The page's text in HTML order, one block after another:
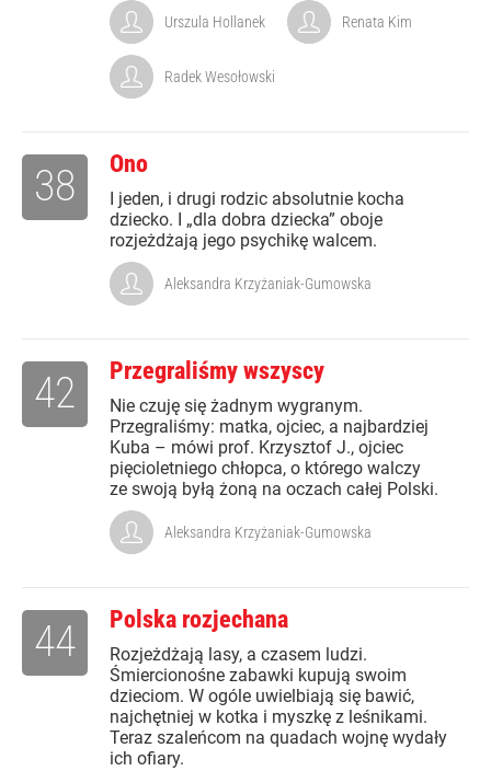
Urszula Hollanek Renata Kim
Radek Wesołowski
Ono
I jeden, i drugi rodzic absolutnie kocha
dziecko. I „dla dobra dziecka” oboje
rozjeżdżają jego psychikę walcem.
38
Aleksandra Krzyżaniak-Gumowska
Przegraliśmy wszyscy
Nie czuję się żadnym wygranym.
Przegraliśmy: matka, ojciec, a najbardziej
Kuba – mówi prof. Krzysztof J., ojciec
pięcioletniego chłopca, o którego walczy
ze swoją byłą żoną na oczach całej Polski.
42
Aleksandra Krzyżaniak-Gumowska
Polska rozjechana
Rozjeżdżają lasy, a czasem ludzi.
Śmiercionośne zabawki kupują swoim
dzieciom. W ogóle uwielbiają się bawić,
najchętniej w kotka i myszkę z leśnikami.
Teraz szaleńcom na quadach wojnę wydały
ich ofiary.
44